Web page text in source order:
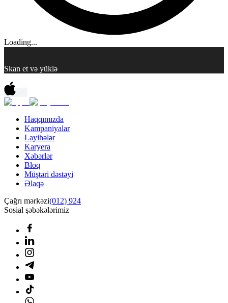
Loading...
Skan et və yüklə
Haqqımızda
Kampaniyalar
Layihələr
Karyera
Xəbərlər
Bloq
Müştəri dəstəyi
Əlaqə
Çağrı mərkəzi(012) 924
Sosial şəbəkələrimiz